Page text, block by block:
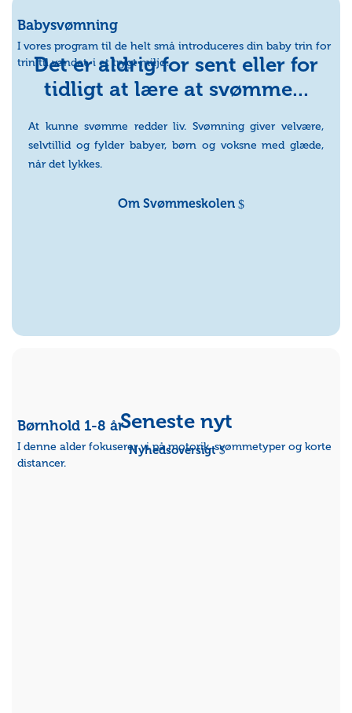
Babysvømning
I vores program til de helt små introduceres din baby trin for
trin til vandet, i et trygt miljø.
Børnhold 1-8 år
I denne alder fokuserer vi på motorik, svømmetyper og korte
distancer.
Det er aldrig for sent eller for
tidligt at lære at svømme...
At kunne svømme redder liv. Svømning giver velvære,
selvtillid og fylder babyer, børn og voksne med glæde,
når det lykkes.
Om Svømmeskolen
Seneste nyt
Nyhedsoversigt